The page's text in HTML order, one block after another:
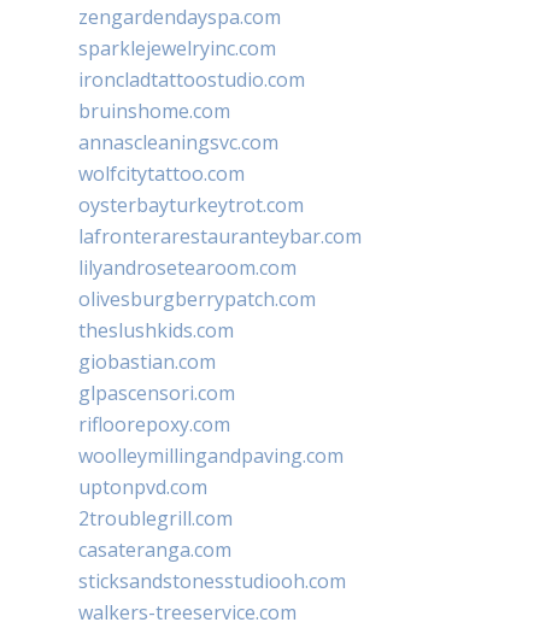
zengardendayspa.com
sparklejewelryinc.com
ironcladtattoostudio.com
bruinshome.com
annascleaningsvc.com
wolfcitytattoo.com
oysterbayturkeytrot.com
lafronterarestauranteybar.com
lilyandrosetearoom.com
olivesburgberrypatch.com
theslushkids.com
giobastian.com
glpascensori.com
rifloorepoxy.com
woolleymillingandpaving.com
uptonpvd.com
2troublegrill.com
casateranga.com
sticksandstonesstudiooh.com
walkers-treeservice.com